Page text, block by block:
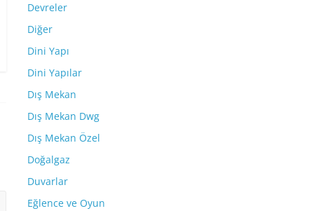
Devreler
Diğer
Dini Yapı
Dini Yapılar
Dış Mekan
Dış Mekan Dwg
Dış Mekan Özel
Doğalgaz
Duvarlar
Eğlence ve Oyun